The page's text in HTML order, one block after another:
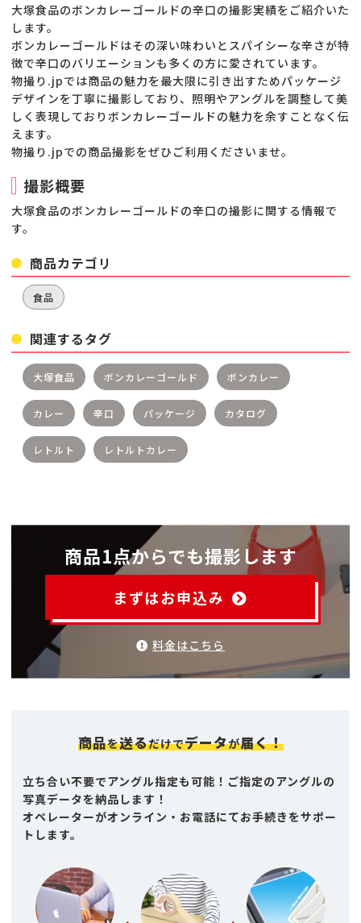
大塚食品のボンカレーゴールドの辛口の撮影実績をご紹介いた
します。
ボンカレーゴールドはその深い味わいとスパイシーな辛さが特
徴で辛口のバリエーションも多くの方に愛されています。
物撮り.jpでは商品の魅力を最大限に引き出すためパッケージ
デザインを丁寧に撮影しており、照明やアングルを調整して美
しく表現しておりボンカレーゴールドの魅力を余すことなく伝
えます。
物撮り.jpでの商品撮影をぜひご利用くださいませ。
撮影概要
大塚食品のボンカレーゴールドの辛口の撮影に関する情報で
す。
商品カテゴリ
食品
関連するタグ
大塚食品 ボンカレーゴールド ボンカレー
カレー 辛口 パッケージ カタログ
レトルト レトルトカレー
商品1点からでも撮影します
まずはお申込み
料金はこちら
商品を送るだけでデータが届く！
立ち合い不要でアングル指定も可能！ご指定のアングルの
写真データを納品します！
オペレーターがオンライン・お電話にてお手続きをサポー
トします。